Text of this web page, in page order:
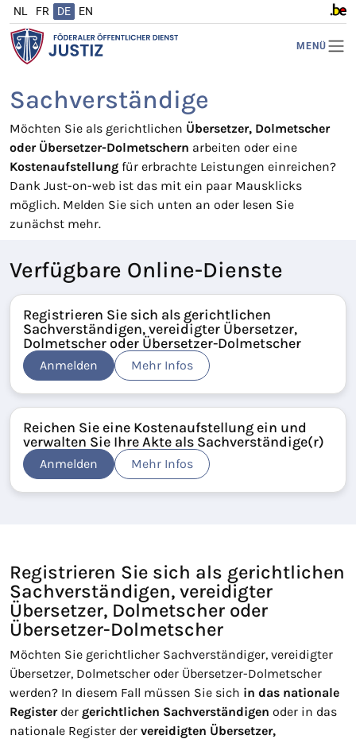
NL FR DE EN
MENÜ
Sachverständige
Möchten Sie als gerichtlichen Übersetzer, Dolmetscher
oder Übersetzer-Dolmetschern arbeiten oder eine
Kostenaufstellung für erbrachte Leistungen einreichen?
Dank Just-on-web ist das mit ein paar Mausklicks
möglich. Melden Sie sich unten an oder lesen Sie
zunächst mehr.
Verfügbare Online-Dienste
Registrieren Sie sich als gerichtlichen
Sachverständigen, vereidigter Übersetzer,
Dolmetscher oder Übersetzer-Dolmetscher
Anmelden Mehr Infos
Reichen Sie eine Kostenaufstellung ein und
verwalten Sie Ihre Akte als Sachverständige(r)
Anmelden Mehr Infos
Registrieren Sie sich als gerichtlichen
Sachverständigen, vereidigter
Übersetzer, Dolmetscher oder
Übersetzer-Dolmetscher
Möchten Sie gerichtlicher Sachverständiger, vereidigter
Übersetzer, Dolmetscher oder Übersetzer-Dolmetscher
werden? In diesem Fall müssen Sie sich in das nationale
Registerder gerichtlichen Sachverständigen oder in das
nationale Register der vereidigten Übersetzer,